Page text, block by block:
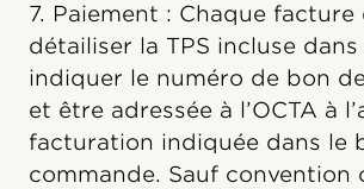
7. Paiement : Chaque facture
détailiser la TPS incluse
indiquer le numéro de bon
et être adressée à l’OCTA à
facturation indiquée dans le
commande. Sauf convention